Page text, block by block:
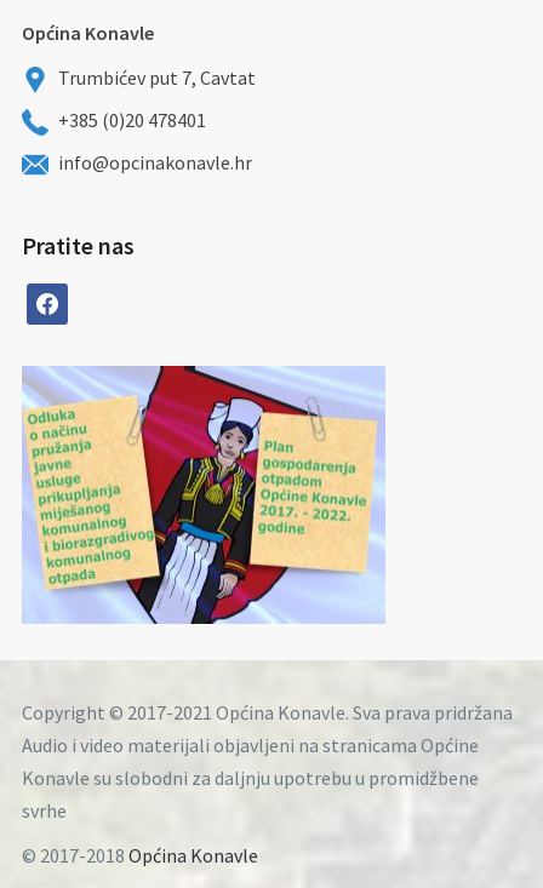
Općina Konavle
Trumbićev put 7, Cavtat
+385 (0)20 478401
info@opcinakonavle.hr
Pratite nas
facebook
Copyright © 2017-2021 Općina Konavle. Sva prava pridržana
Audio i video materijali objavljeni na stranicama Općine
Konavle su slobodni za daljnju upotrebu u promidžbene
svrhe
© 2017-2018 Općina Konavle